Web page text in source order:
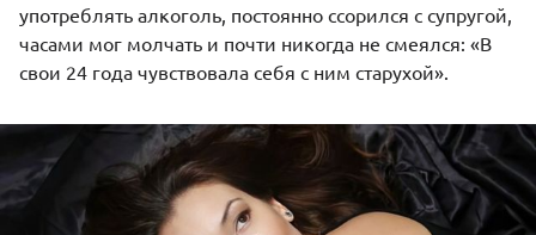
употреблять алкоголь, постоянно ссорился с супругой,
часами мог молчать и почти никогда не смеялся: «В
свои 24 года чувствовала себя с ним старухой».